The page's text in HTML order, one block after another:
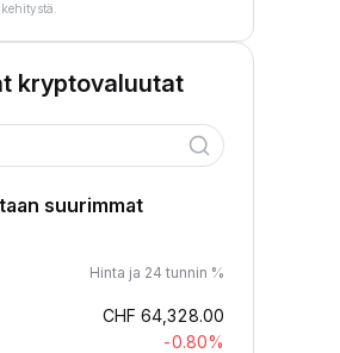
kryptovaluutat
suurimmat
Hinta ja 24 tunnin %
CHF 64,328.00
-0.80%